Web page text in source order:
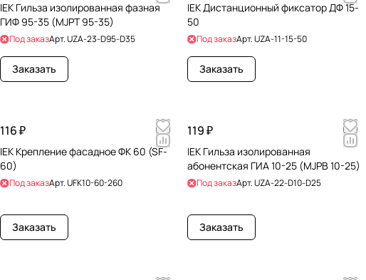
IEK Гильза изолированная фазная
ГИФ 95-35 (MJPT 95-35)
Под заказАрт.UZA-23-D95-D35
Заказать
IEK Дистанционный фиксатор ДФ 15-
50
Под заказАрт.UZA-11-15-50
Заказать
116 ₽
IEK Крепление фасадное ФК 60 (SF-
60)
Под заказАрт.UFK10-60-260
Заказать
119 ₽
IEK Гильза изолированная
абонентская ГИА 10-25 (MJPB 10-25)
Под заказАрт.UZA-22-D10-D25
Заказать